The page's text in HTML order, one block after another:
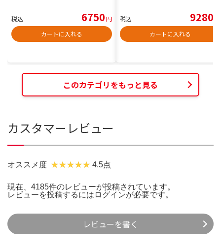
税込 6750円
カートに入れる
税込 9280
カートに入れる
このカテゴリをもっと見る
カスタマーレビュー
オススメ度 4.5点
現在、4185件のレビューが投稿されています。
レビューを投稿するには ログインが必要です。
レビューを書く